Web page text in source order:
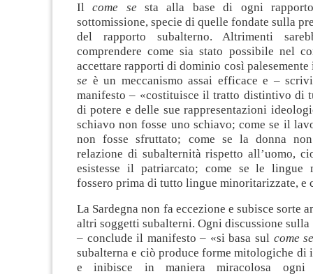
Ilcome se sta alla base di ogni
sottomissione, specie di quelle fondate sulla
del rapporto subalterno. Altrimenti
comprendere come sia stato possibile nel
accettare rapporti di dominio così
se è un meccanismo assai efficace e –
manifesto – «costituisce il tratto distintivo di
di potere e delle sue rappresentazioni
schiavo non fosse uno schiavo; come se il
non fosse sfruttato; come se la donna
relazione di subalternità rispetto all’uomo,
esistesse il patriarcato; come se le lingue
fossero prima di tutto lingue minoritarizzate, e
La Sardegna non fa eccezione e subisce sorte
altri soggetti subalterni. Ogni discussione sulla
– conclude il manifesto – «si basa sul come
subalterna e ciò produce forme mitologiche
e inibisce in maniera miracolosa ogni